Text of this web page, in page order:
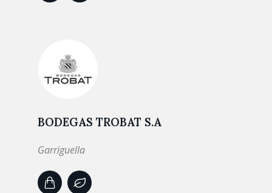
BODEGAS TROBAT S.A
Garriguella